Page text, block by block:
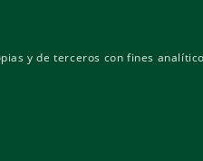
y de terceros con fines